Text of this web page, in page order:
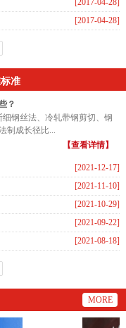
[2017-04-28]
[2017-04-28]
准
？
钢丝法、冷轧带钢剪切、钢
制成长径比...
【查看详情】
[2021-12-17]
[2021-11-10]
[2021-10-29]
[2021-09-22]
[2021-08-18]
MORE